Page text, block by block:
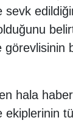
görevlisinin
hala haber
ekiplerinin